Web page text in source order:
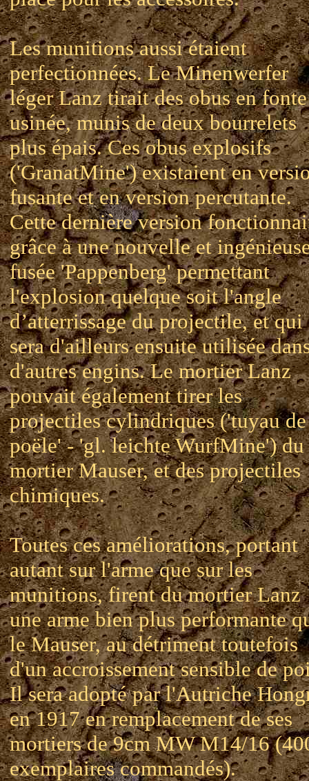
Les munitions aussi étaient
perfectionnées. Le Minenwerfer
léger Lanz tirait des obus en fonte
usinée, munis de deux bourrelets
plus épais. Ces obus explosifs
('GranatMine') existaient en
fusante et en version percutante.
Cette dernière version
grâce à une nouvelle et
fusée 'Pappenberg' permettant
l'explosion quelque soit l'angle
d’atterrissage du projectile, et qui
sera d'ailleurs ensuite utilisée
d'autres engins. Le mortier Lanz
pouvait également tirer les
projectiles cylindriques ('tuyau de
poële' - 'gl. leichte WurfMine') du
mortier Mauser, et des projectiles
chimiques.
Toutes ces améliorations, portant
autant sur l'arme que sur les
munitions, firent du mortier Lanz
une arme bien plus performante
le Mauser, au détriment toutefois
d'un accroissement sensible de
Il sera adopté par l'Autriche
en 1917 en remplacement de ses
mortiers de 9cm MW M14/16
exemplaires commandés).